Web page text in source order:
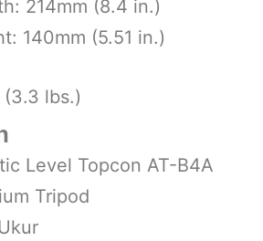
214mm (8.4 in.)
140mm (5.51 in.)
(3.3 lbs.)
Level Topcon AT-B4A
Tripod